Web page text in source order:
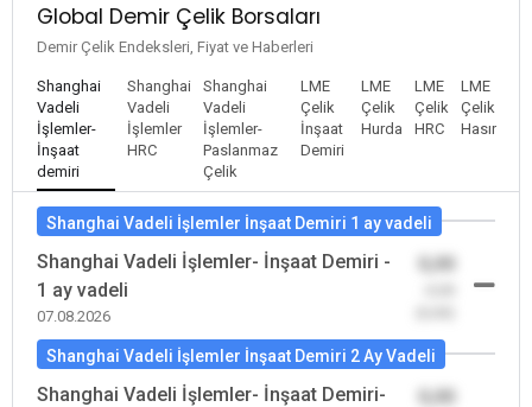
Global Demir Çelik Borsaları
Demir Çelik Endeksleri, Fiyat ve Haberleri
Shanghai
Vadeli
İşlemler-
İnşaat
demiri
Shanghai
Vadeli
İşlemler
HRC
Shanghai
Vadeli
İşlemler-
Paslanmaz
Çelik
LME
Çelik
İnşaat
Demiri
LME
Çelik
Hurda
LME
Çelik
HRC
LME
Çelik
Hasır
Shanghai Vadeli İşlemler İnşaat Demiri 1 ay vadeli
Shanghai Vadeli İşlemler- İnşaat Demiri -
1 ay vadeli
07.08.2026
0,00
Shanghai Vadeli İşlemler İnşaat Demiri 2 Ay Vadeli
Shanghai Vadeli İşlemler- İnşaat Demiri-
0,00